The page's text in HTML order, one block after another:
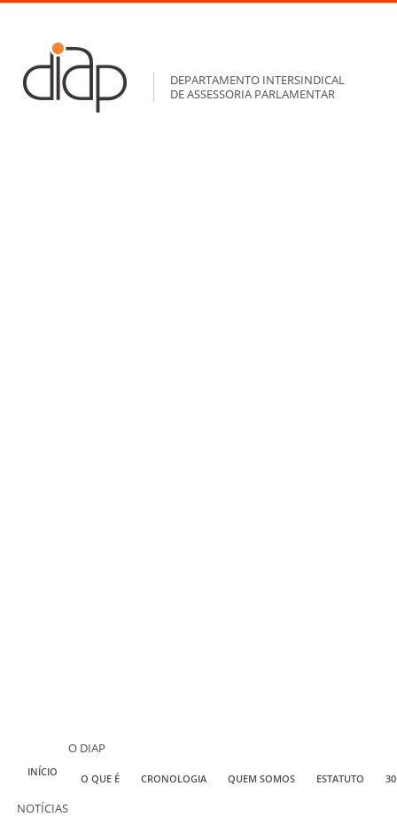
DEPARTAMENTO INTERSINDICAL
DE ASSESSORIA PARLAMENTAR
INÍCIO
O DIAP
O QUE É CRONOLOGIA QUEM SOMOS ESTATUTO
NOTÍCIAS